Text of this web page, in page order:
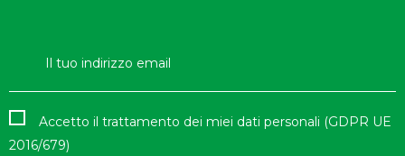
Accetto il trattamento dei miei dati personali (GDPR UE
2016/679)